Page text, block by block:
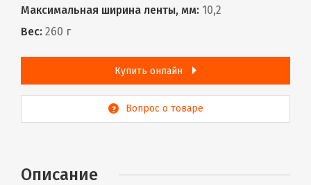
Максимальная ширина ленты, мм: 10,2
Вес: 260 г
Купить онлайн
Вопрос о товаре
Описание